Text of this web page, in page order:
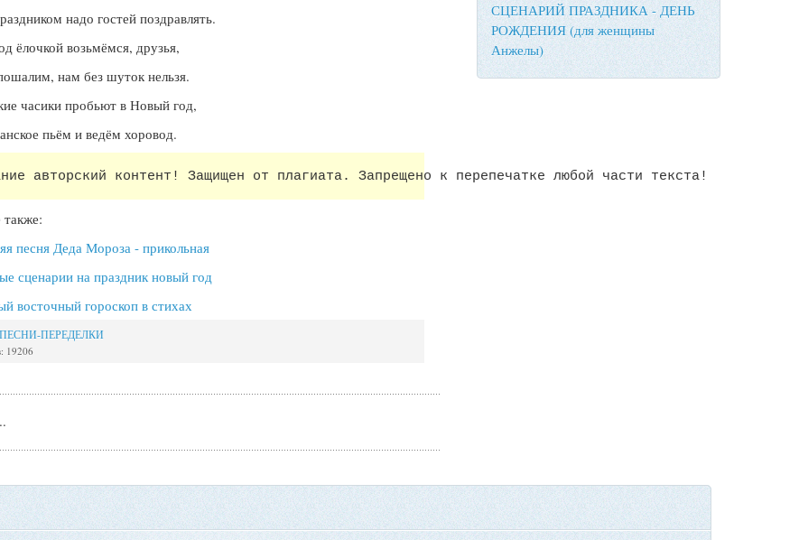
надо гостей поздравлять.
ёлочкой возьмёмся, друзья,
нам без шуток нельзя.
часики пробьют в Новый год,
пьём и ведём хоровод.
авторский контент! Защищен от плагиата. Запрещено к перепечатке любой части текста!
песня Деда Мороза - прикольная
сценарии на праздник новый год
восточный гороскоп в стихах
ПЕСНИ-ПЕРЕДЕЛКИ
19206
СЦЕНАРИЙ ПРАЗДНИКА - ДЕНЬ
РОЖДЕНИЯ (для женщины
Анжелы)